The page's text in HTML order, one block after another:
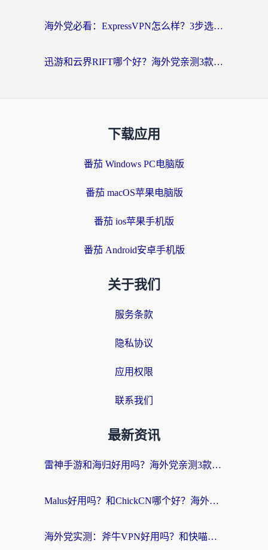
海外党必看：ExpressVPN怎么样？3步选对回国加速器，无缝刷国内剧玩手游
迅游和云界RIFT哪个好？海外党亲测3款回国加速器，教你无缝刷国内剧玩游戏
下载应用
番茄 Windows PC电脑版
番茄 macOS苹果电脑版
番茄 ios苹果手机版
番茄 Android安卓手机版
关于我们
服务条款
隐私协议
应用权限
联系我们
最新资讯
雷神手游和海归好用吗？海外党亲测3款热门回国加速器+番茄加速器深度体验
Malus好用吗？和ChickCN哪个好？海外党亲测：选对回国加速器，追剧游戏不卡顿
海外党实测：斧牛VPN好用吗？和快喵VPN对比哪个回国效果更好？附3款热门加速器深度分析